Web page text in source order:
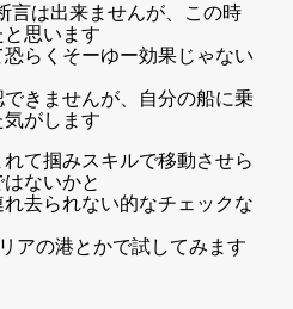
言は出来ませんが、この時
思います
らくそーゆー効果じゃない
きませんが、自分の船に乗
がします
て掴みスキルで移動させら
ないかと
去られない的なチェックな
アの港とかで試してみます